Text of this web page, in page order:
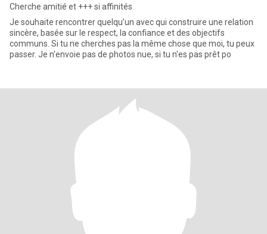
Cherche amitié et +++ si affinités
Je souhaite rencontrer quelqu’un avec qui construire une relation
sincère, basée sur le respect, la confiance et des objectifs
communs. Si tu ne cherches pas la même chose que moi, tu peux
passer. Je n'envoie pas de photos nue, si tu n'es pas prêt po